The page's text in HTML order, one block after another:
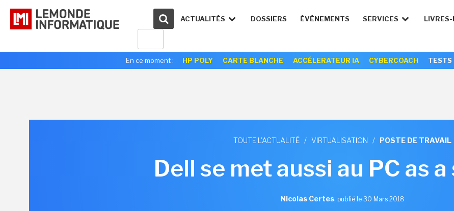
ACTUALITÉS DOSSIERS ÉVÉNEMENTS SERVICES
En ce moment : HP POLY CARTE BLANCHE ACCÉLERATEUR IA CYBERCOACH TESTS
TOUTE L'ACTUALITÉ / VIRTUALISATION / POSTE DE TRAVAIL
Dell se met aussi au PC as
Nicolas Certes, publié le 30 Mars 2018